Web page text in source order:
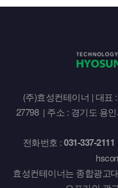
(주)효성컨테이너 | 대표
27798 | 주소 : 경기도 용
전화번호 :031-337-2111
효성컨테이너는 종합광고